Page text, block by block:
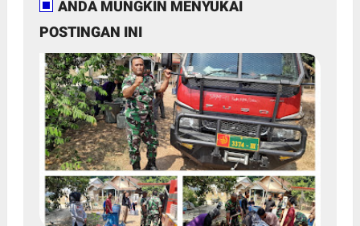
ANDA MUNGKIN MENYUKAI
POSTINGAN INI